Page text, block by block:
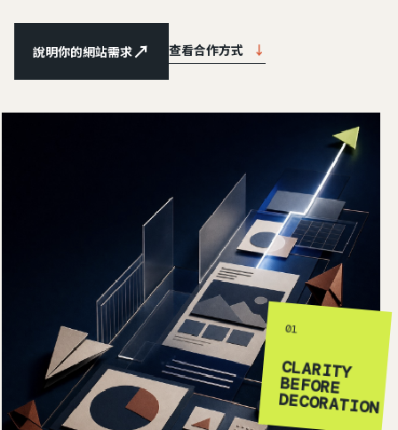
說明你的網站需求↗ 查看合作方式 ↓
01
CLARITY
BEFORE
DECORATION